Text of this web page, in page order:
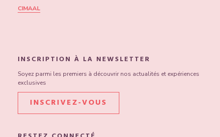
CIMAAL
INSCRIPTION À LA NEWSLETTER
Soyez parmi les premiers à découvrir nos actualités et expériences
exclusives
INSCRIVEZ-VOUS